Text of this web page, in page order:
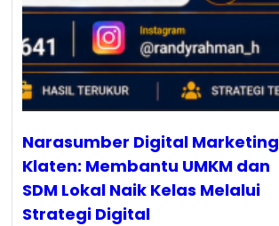
Narasumber Digital Marketing
Klaten: Membantu UMKM dan
SDM Lokal Naik Kelas Melalui
Strategi Digital